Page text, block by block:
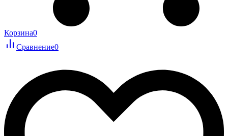
Корзина0
Сравнение0